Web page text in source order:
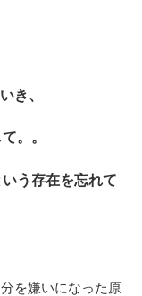
き、
。。
う存在を忘れて
を嫌いになった原